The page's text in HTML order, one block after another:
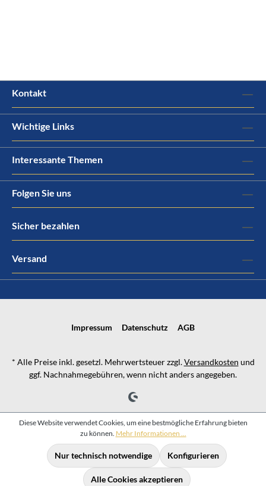
Kontakt
Wichtige Links
Interessante Themen
Folgen Sie uns
Sicher bezahlen
Versand
Impressum Datenschutz AGB
* Alle Preise inkl. gesetzl. Mehrwertsteuer zzgl.Versandkosten und
ggf. Nachnahmegebühren, wenn nicht anders angegeben.
Diese Website verwendet Cookies, um eine bestmögliche Erfahrung bieten
zu können. Mehr Informationen ...
Nur technisch notwendige Konfigurieren
Alle Cookies akzeptieren